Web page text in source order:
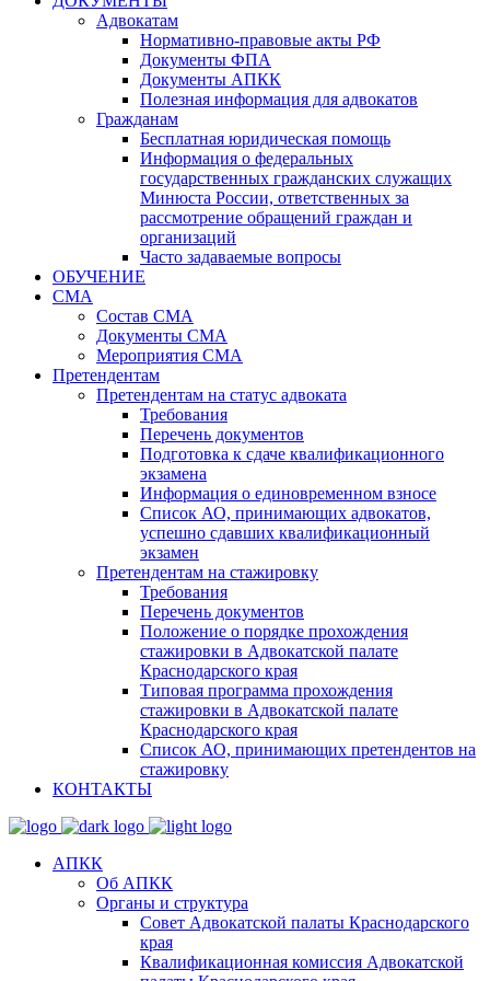
Адвокатам
Нормативно-правовые акты РФ
Документы ФПА
Документы АПКК
Полезная информация для адвокатов
Гражданам
Бесплатная юридическая помощь
Информация о федеральных
государственных гражданских служащих
Минюста России, ответственных за
рассмотрение обращений граждан и
организаций
Часто задаваемые вопросы
ОБУЧЕНИЕ
СМА
Состав СМА
Документы СМА
Мероприятия СМА
Претендентам
Претендентам на статус адвоката
Требования
Перечень документов
Подготовка к сдаче квалификационного
экзамена
Информация о единовременном взносе
Список АО, принимающих адвокатов,
успешно сдавших квалификационный
экзамен
Претендентам на стажировку
Требования
Перечень документов
Положение о порядке прохождения
стажировки в Адвокатской палате
Краснодарского края
Типовая программа прохождения
стажировки в Адвокатской палате
Краснодарского края
Список АО, принимающих претендентов на
стажировку
КОНТАКТЫ
АПКК
Об АПКК
Органы и структура
Совет Адвокатской палаты Краснодарского
края
Квалификационная комиссия Адвокатской